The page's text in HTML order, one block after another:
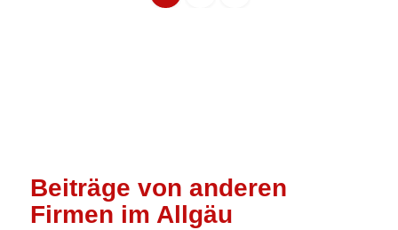
Beiträge von anderen
Firmen im Allgäu